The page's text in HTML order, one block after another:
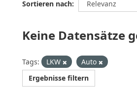
Sortieren nach
Keine Datensätze
Tags: LKW
Auto
Ergebnisse filtern